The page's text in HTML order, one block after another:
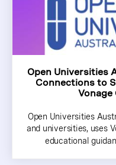
Open Universities
Connections to
Open Universities
and universities, uses
educational